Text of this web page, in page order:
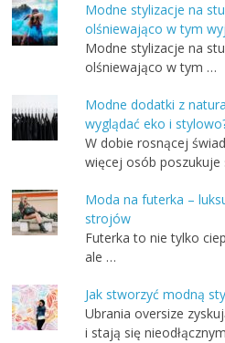
Modne stylizacje na
olśniewająco w tym
Modne stylizacje na
olśniewająco w tym …
Modne dodatki z
wyglądać eko i
W dobie rosnącej
więcej osób
Moda na futerka –
strojów
Futerka to nie tylko
ale …
Jak stworzyć modną
Ubrania oversize
i stają się